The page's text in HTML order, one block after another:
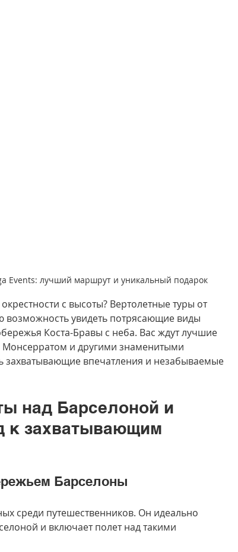
Events: лучший маршрут и уникальный подарок
с высоты? Вертолетные туры от
возможность увидеть потрясающие виды
Коста-Бравы с неба. Вас ждут лучшие
и другими знаменитыми
впечатления и незабываемые
над Барселоной и
к захватывающим
Барселоны
среди путешественников. Он идеально
и включает полет над такими